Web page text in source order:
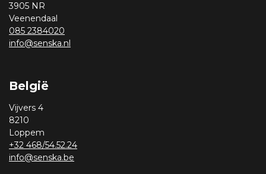
3905 NR
Veenendaal
085 2384020
info@senska.nl
België
Vijvers 4
8210
Loppem
+32 468/54.52.24
info@senska.be